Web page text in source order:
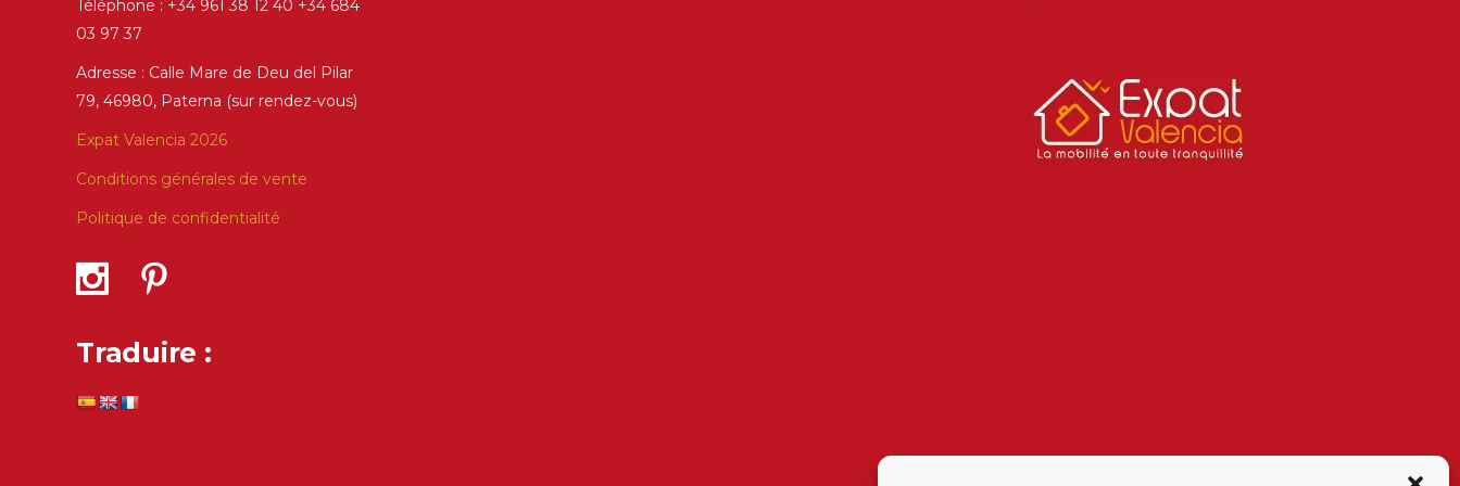
Téléphone : +34 961 38 12 40 +34 684
03 97 37
Adresse : Calle Mare de Deu del Pilar
79, 46980, Paterna (sur rendez-vous)
Expat Valencia 2026
Conditions générales de vente
Politique de confidentialité
Traduire :